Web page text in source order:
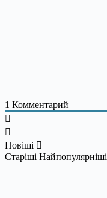
1 Комментарий
Новіші
Старіші Найпопулярніші